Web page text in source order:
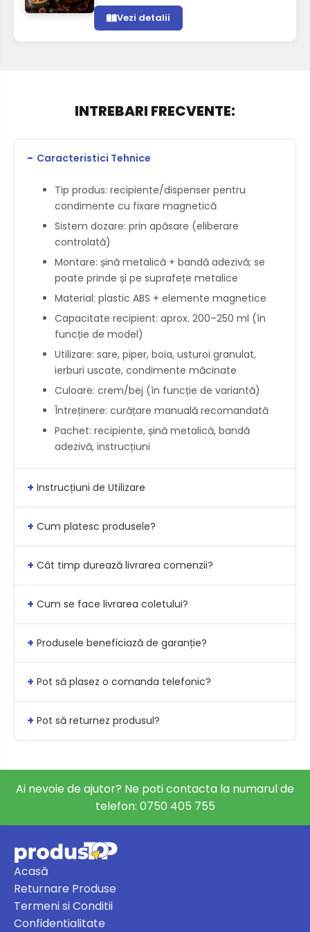
Vezi detalii
INTREBARI FRECVENTE:
− Caracteristici Tehnice
Tip produs: recipiente/dispenser pentru
condimente cu fixare magnetică
Sistem dozare: prin apăsare (eliberare
controlată)
Montare: șină metalică + bandă adezivă; se
poate prinde și pe suprafețe metalice
Material: plastic ABS + elemente magnetice
Capacitate recipient: aprox. 200–250 ml (în
funcție de model)
Utilizare: sare, piper, boia, usturoi granulat,
ierburi uscate, condimente măcinate
Culoare: crem/bej (în funcție de variantă)
Întreținere: curățare manuală recomandată
Pachet: recipiente, șină metalică, bandă
adezivă, instrucțiuni
+ Instrucțiuni de Utilizare
+ Cum platesc produsele?
+ Cât timp durează livrarea comenzii?
+ Cum se face livrarea coletului?
+ Produsele beneficiază de garanție?
+ Pot să plasez o comanda telefonic?
+ Pot să returnez produsul?
Ai nevoie de ajutor? Ne poti contacta la numarul de
telefon: 0750 405 755
Acasă
Returnare Produse
Termeni si Conditii
Confidentialitate